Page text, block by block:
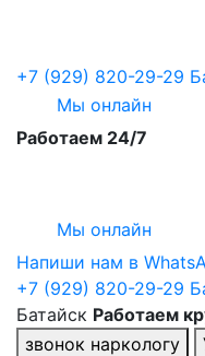
+7 (929) 820-29-29
Мы онлайн
Работаем 24/7
Мы онлайн
Напиши нам в
+7 (929) 820-29-29
Батайск Работаем
звонок наркологу